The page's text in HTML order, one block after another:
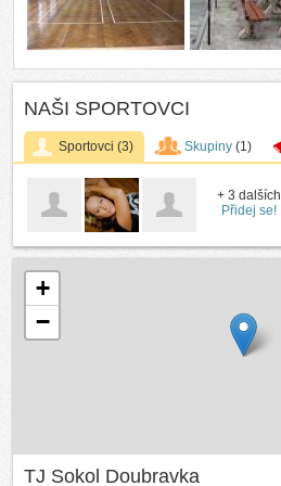
NAŠI SPORTOVCI
Sportovci (3) Skupiny (1)
+ 3 dalších
Přidej se!
+
−
TJ Sokol Doubravka